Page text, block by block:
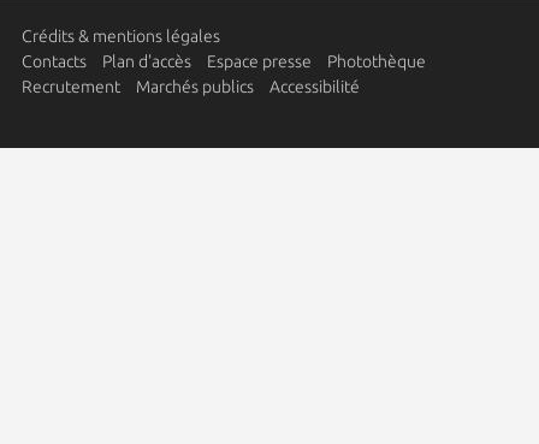
Crédits & mentions légales
Contacts
Plan d'accès Espace presse
Photothèque
Recrutement
Marchés publics Accessibilité